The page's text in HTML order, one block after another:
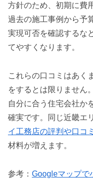
方針のため、初期に費
過去の施工事例から予
実現可否を確認するな
てやすくなります。
これらの口コミはあく
をするとは限りません
自分に合う住宅会社か
確実です。同じ近畿エ
イ工務店の評判や口コミ
材料が増えます。
参考： Googleマップで